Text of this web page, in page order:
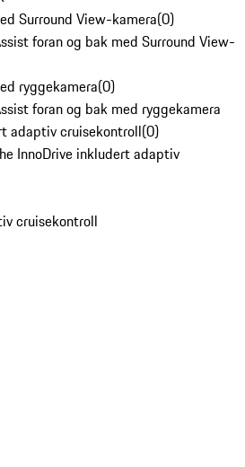
Surround View-kamera(0)
foran og bak med Surround View-
ryggekamera(0)
foran og bak med ryggekamera
adaptiv cruisekontroll(0)
InnoDrive inkludert adaptiv
cruisekontroll